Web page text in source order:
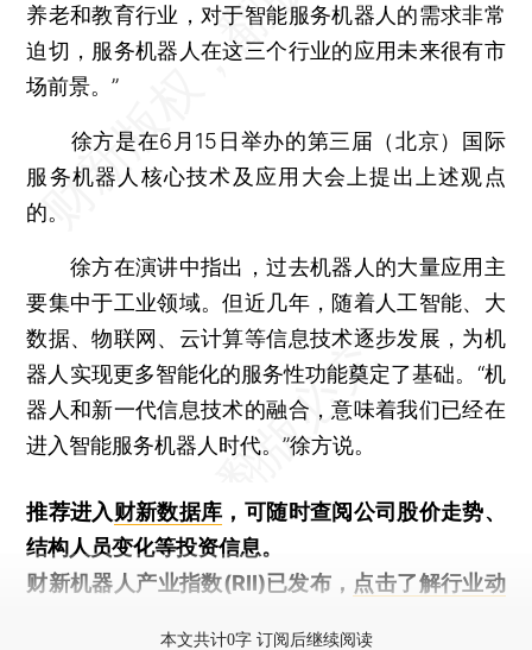
养老和教育行业，对于智能服务机器人的需求非常
迫切，服务机器人在这三个行业的应用未来很有市
场前景。”
徐方是在6月15日举办的第三届（北京）国际
服务机器人核心技术及应用大会上提出上述观点
的。
徐方在演讲中指出，过去机器人的大量应用主
要集中于工业领域。但近几年，随着人工智能、大
数据、物联网、云计算等信息技术逐步发展，为机
器人实现更多智能化的服务性功能奠定了基础。“机
器人和新一代信息技术的融合，意味着我们已经在
进入智能服务机器人时代。”徐方说。
推荐进入财新数据库 ，可随时查阅公司股价走势、
结构人员变化等投资信息。
财新机器人产业指数(RII)已发布， 点击了解行业动
本文共计0字 订阅后继续阅读